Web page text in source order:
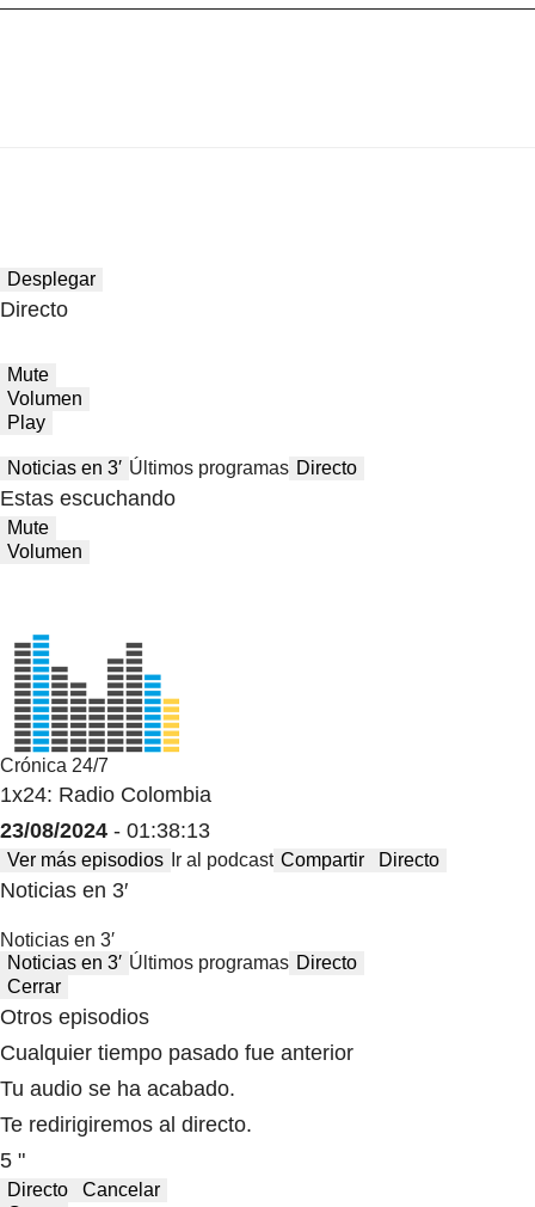
Desplegar
Directo
Mute
Volumen
Play
Noticias en 3′ Últimos programas Directo
Estas escuchando
Mute
Volumen
Crónica 24/7
1x24: Radio Colombia
23/08/2024 - 01:38:13
Ver más episodios Ir al podcast Compartir Directo
Noticias en 3′
Noticias en 3′
Noticias en 3′ Últimos programas Directo
Cerrar
Otros episodios
Cualquier tiempo pasado fue anterior
Tu audio se ha acabado.
Te redirigiremos al directo.
5 "
Directo
Cancelar